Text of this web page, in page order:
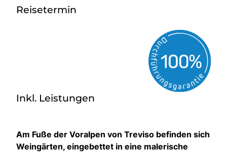
Reisetermin
Inkl. Leistungen
Am Fuße der Voralpen von Treviso befinden sich
Weingärten, eingebettet in eine malerische